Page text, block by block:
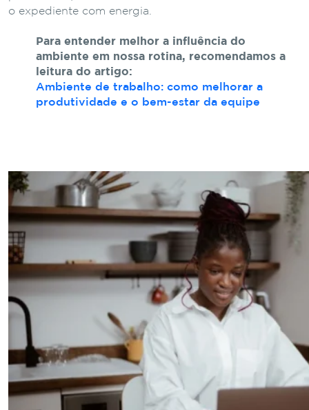
o expediente com energia.
Para entender melhor a influência do
ambiente em nossa rotina, recomendamos a
leitura do artigo:
Ambiente de trabalho: como melhorar a
produtividade e o bem-estar da equipe